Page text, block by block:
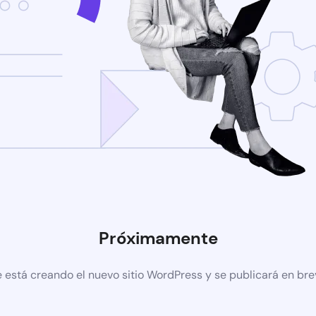
Próximamente
está creando el nuevo sitio WordPress y se publicará en